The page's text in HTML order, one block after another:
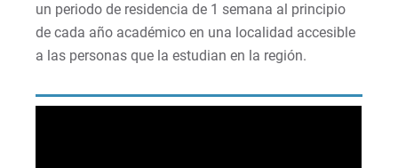
un periodo de residencia de 1 semana al principio
de cada año académico en una localidad accesible
a las personas que la estudian en la región.